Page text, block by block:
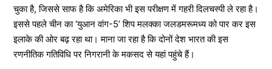
चुका है, जिससे साफ है कि अमेरिका भी इस परीक्षण में गहरी दिलचस्पी ले रहा है।
इससे पहले चीन का ‘युआन वांग-5’ शिप मलक्का जलडमरूमध्य को पार कर इस
इलाके की ओर बढ़ रहा था। माना जा रहा है कि दोनों देश भारत की इस
रणनीतिक गतिविधि पर निगरानी के मकसद से यहां पहुंचे हैं।